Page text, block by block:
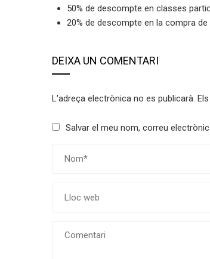
50% de descompte en classes
20% de descompte en la compra
DEIXA UN COMENTARI
L'adreça electrònica no es publicarà.
Salvar el meu nom, correu